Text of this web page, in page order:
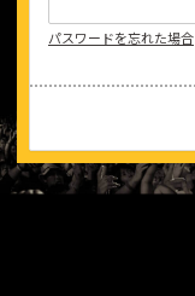
パスワードを忘れた場合